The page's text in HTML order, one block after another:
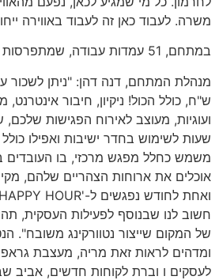
משרה. לעבוד כאן זה לעבוד באווירה
במתחם, 51 עמדות עבודה, שמתפרסות על פני ארבעה מבנים.
ש"ח, כולל הכול! ניקיון, חיבור
ועוגיות, מעוצב לאירוח הפגישות
שעות לשימוש בחדר ישיבות ואפילו
משמש כחלל מפגש מרכזי, בו
אוכלים את ארוחות הצהריים שלהם,
חשוב לנו שבנוסף לפעילות העסקית, תהיה
של המקום שייצור נטוורקינג משובח".
ומדהים לראות זאת מריה, מעצבת
לעסקים ו וברת לקוחות חדשים, אביב